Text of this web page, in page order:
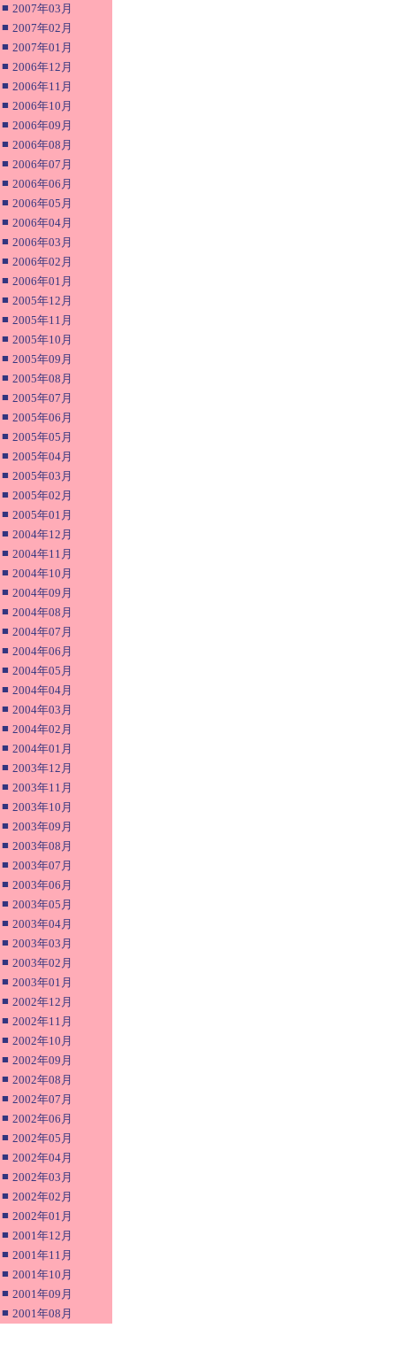
■ 2007年03月
■ 2007年02月
■ 2007年01月
■ 2006年12月
■ 2006年11月
■ 2006年10月
■ 2006年09月
■ 2006年08月
■ 2006年07月
■ 2006年06月
■ 2006年05月
■ 2006年04月
■ 2006年03月
■ 2006年02月
■ 2006年01月
■ 2005年12月
■ 2005年11月
■ 2005年10月
■ 2005年09月
■ 2005年08月
■ 2005年07月
■ 2005年06月
■ 2005年05月
■ 2005年04月
■ 2005年03月
■ 2005年02月
■ 2005年01月
■ 2004年12月
■ 2004年11月
■ 2004年10月
■ 2004年09月
■ 2004年08月
■ 2004年07月
■ 2004年06月
■ 2004年05月
■ 2004年04月
■ 2004年03月
■ 2004年02月
■ 2004年01月
■ 2003年12月
■ 2003年11月
■ 2003年10月
■ 2003年09月
■ 2003年08月
■ 2003年07月
■ 2003年06月
■ 2003年05月
■ 2003年04月
■ 2003年03月
■ 2003年02月
■ 2003年01月
■ 2002年12月
■ 2002年11月
■ 2002年10月
■ 2002年09月
■ 2002年08月
■ 2002年07月
■ 2002年06月
■ 2002年05月
■ 2002年04月
■ 2002年03月
■ 2002年02月
■ 2002年01月
■ 2001年12月
■ 2001年11月
■ 2001年10月
■ 2001年09月
■ 2001年08月